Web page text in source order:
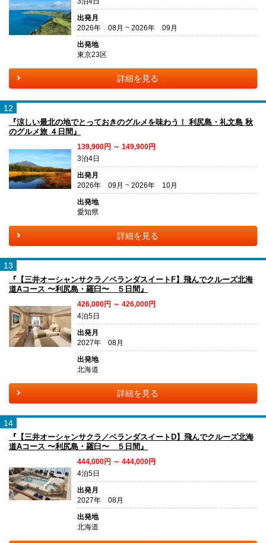
出発月
2026年 08月 ~ 2026年 09月
出発地
東京23区
詳細を見る
12
『涼しい最北の地でとっておきのグルメを味わう！ 利尻島・礼文島 秋
のグルメ旅 ４日間』
139,900円 ～ 149,900円
3泊4日
出発月
2026年 09月 ~ 2026年 10月
出発地
愛知県
詳細を見る
13
『【三井オーシャンサクラ／ベランダスイートF】飛んでクルーズ北海
道Aコース 〜利尻島・羅臼〜 ５日間』
426,000円 ～ 426,000円
4泊5日
出発月
2027年 08月
出発地
北海道
詳細を見る
14
『【三井オーシャンサクラ／ベランダスイートD】飛んでクルーズ北海
道Aコース 〜利尻島・羅臼〜 ５日間』
444,000円 ～ 444,000円
4泊5日
出発月
2027年 08月
出発地
北海道